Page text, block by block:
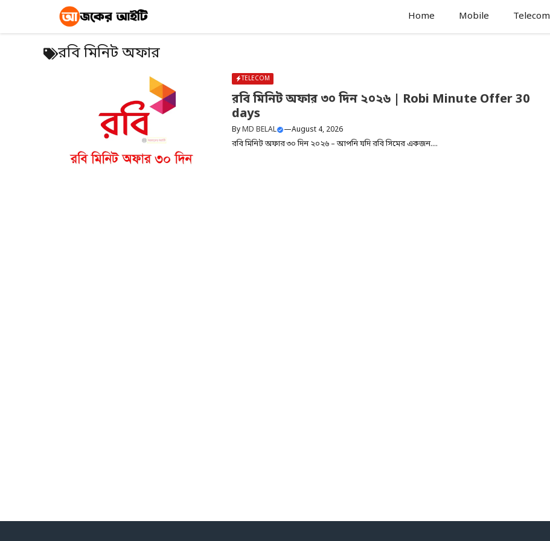
content
Home Mobile Telecom
রবি মিনিট অফার
TELECOM
রবি মিনিট অফার ৩০ দিন ২০২৬ | Robi Minute Offer 30
days
ByMD BELAL —August 4, 2026
রবি মিনিট অফার ৩০ দিন ২০২৬ – আপনি যদি রবি সিমের একজন....